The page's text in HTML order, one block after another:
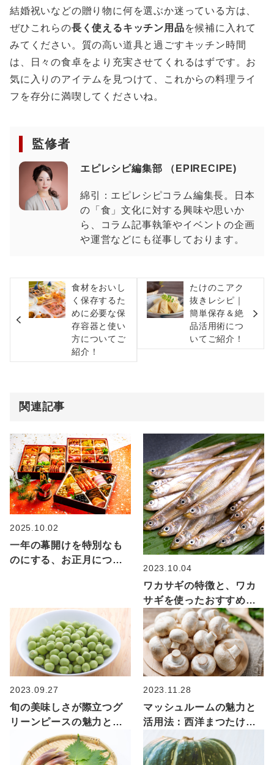
結婚祝いなどの贈り物に何を選ぶか迷っている方は、
ぜひこれらの長く使えるキッチン用品を候補に入れて
みてください。質の高い道具と過ごすキッチン時間
は、日々の食卓をより充実させてくれるはずです。お
気に入りのアイテムを見つけて、これからの料理ライ
フを存分に満喫してくださいね。
監修者
エピレシピ編集部 （EPIRECIPE)
綿引：エピレシピコラム編集長。日本
の「食」文化に対する興味や思いか
ら、コラム記事執筆やイベントの企画
や運営などにも従事しております。
たけのこアク
抜きレシピ｜
簡単保存＆絶
品活用術につ
いてご紹介！
食材をおいし
く保存するた
めに必要な保
存容器と使い
方についてご
紹介！
関連記事
2025.10.02
一年の幕開けを特別なも
のにする、お正月につい
2023.10.04
ワカサギの特徴と、ワカ
サギを使ったおすすめレ
シピのご紹介
2023.09.27
旬の美味しさが際立つグ
リーンピースの魅力とお
すすめレシピをご紹介！
2023.11.28
マッシュルームの魅力と
活用法：西洋まつたけの
秘密とレシピ